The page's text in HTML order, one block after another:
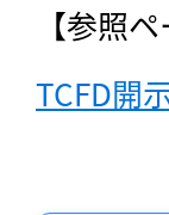
【参照ペ
TCFD開示